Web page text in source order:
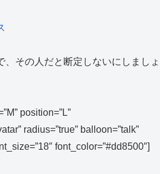
その人だと断定しないにしましょ
position=”L”
radius=”true” balloon=”talk”
font_color=”#dd8500″]